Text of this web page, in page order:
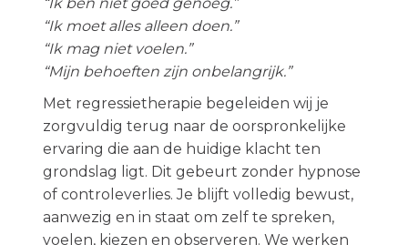
“Ik moet alles alleen doen.”
“Ik mag niet voelen.”
“Mijn behoeften zijn onbelangrijk.”
Met regressietherapie begeleiden wij je
zorgvuldig terug naar de oorspronkelijke
ervaring die aan de huidige klacht ten
grondslag ligt. Dit gebeurt zonder hypnose
of controleverlies. Je blijft volledig bewust,
aanwezig en in staat om zelf te spreken,
voelen, kiezen en observeren. We werken